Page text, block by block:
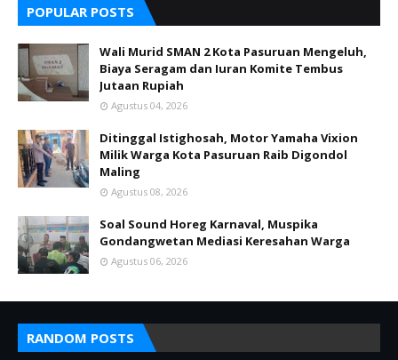
POPULAR POSTS
Wali Murid SMAN 2 Kota Pasuruan Mengeluh,
Biaya Seragam dan Iuran Komite Tembus
Jutaan Rupiah
Agustus 04, 2026
Ditinggal Istighosah, Motor Yamaha Vixion
Milik Warga Kota Pasuruan Raib Digondol
Maling
Agustus 08, 2026
Soal Sound Horeg Karnaval, Muspika
Gondangwetan Mediasi Keresahan Warga
Agustus 06, 2026
RANDOM POSTS